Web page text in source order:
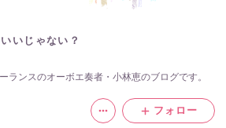
いじゃない？
ランスのオーボエ奏者・小林恵のブログです。
フォロー